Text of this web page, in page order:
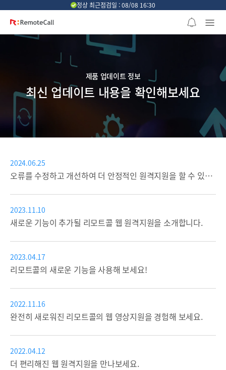
정상 최근점검일 : 08/08 16:30
제품 업데이트 정보
최신 업데이트 내용을 확인해보세요
2024.06.25
오류를 수정하고 개선하여 더 안정적인 원격지원을 할 수 있도록 개편됩니다.
2023.11.10
새로운 기능이 추가될 리모트콜 웹 원격지원을 소개합니다.
2023.04.17
리모트콜의 새로운 기능을 사용해 보세요!
2022.11.16
완전히 새로워진 리모트콜의 웹 영상지원을 경험해 보세요.
2022.04.12
더 편리해진 웹 원격지원을 만나보세요.